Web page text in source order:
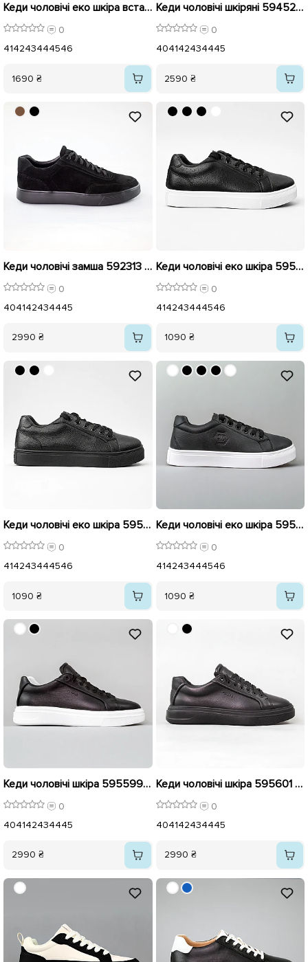
Кеди чоловічі еко шкіра вставка замш 594888 Чорні
0
414243444546
1690 ₴
Кеди чоловічі шкіряні 594528 Чорні
0
404142434445
2590 ₴
Кеди чоловічі замша 592313 Чорні
0
404142434445
2990 ₴
Кеди чоловічі еко шкіра 595875 Чорні
0
414243444546
1090 ₴
Кеди чоловічі еко шкіра 595876 Чорні
0
414243444546
1090 ₴
Кеди чоловічі еко шкіра 595764 Чорні
0
414243444546
1090 ₴
Кеди чоловічі шкіра 595599 Чорні
0
404142434445
2990 ₴
Кеди чоловічі шкіра 595601 Чорні
0
404142434445
2990 ₴